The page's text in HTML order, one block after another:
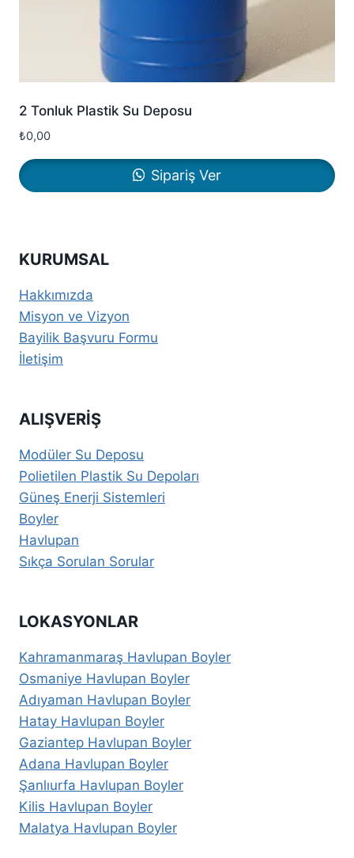
2 Tonluk Plastik Su Deposu
₺0,00
Sipariş Ver
KURUMSAL
Hakkımızda
Misyon ve Vizyon
Bayilik Başvuru Formu
İletişim
ALIŞVERIŞ
Modüler Su Deposu
Polietilen Plastik Su Depoları
Güneş Enerji Sistemleri
Boyler
Havlupan
Sıkça Sorulan Sorular
LOKASYONLAR
Kahramanmaraş Havlupan Boyler
Osmaniye Havlupan Boyler
Adıyaman Havlupan Boyler
Hatay Havlupan Boyler
Gaziantep Havlupan Boyler
Adana Havlupan Boyler
Şanlıurfa Havlupan Boyler
Kilis Havlupan Boyler
Malatya Havlupan Boyler